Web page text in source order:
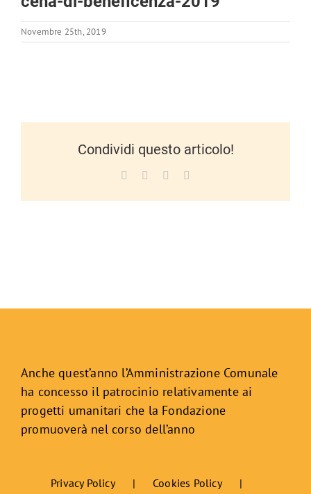
Novembre 25th, 2019
Condividi questo articolo!
Facebook LinkedIn
Anche quest’anno l’Amministrazione Comunale
ha concesso il patrocinio relativamente ai
progetti umanitari che la Fondazione
promuoverà nel corso dell’anno
Privacy Policy
Cookies Policy